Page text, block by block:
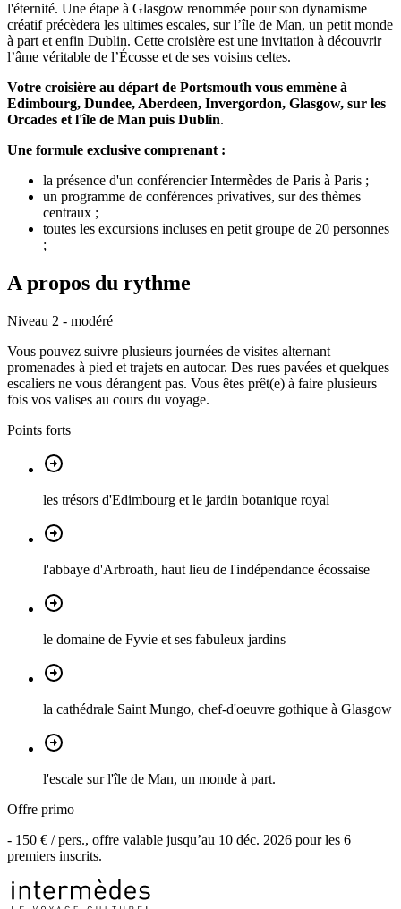
l'éternité. Une étape à Glasgow renommée pour son dynamisme
créatif précèdera les ultimes escales, sur l’île de Man, un petit monde
à part et enfin Dublin. Cette croisière est une invitation à découvrir
l’âme véritable de l’Écosse et de ses voisins celtes.
Votre croisière au départ de Portsmouth vous emmène à
Edimbourg, Dundee, Aberdeen, Invergordon, Glasgow, sur les
Orcades et l'île de Man puis Dublin.
Une formule exclusive comprenant :
la présence d'un conférencier Intermèdes de Paris à Paris ;
un programme de conférences privatives, sur des thèmes
centraux ;
toutes les excursions incluses en petit groupe de 20 personnes
;
A propos du rythme
Niveau 2 - modéré
Vous pouvez suivre plusieurs journées de visites alternant
promenades à pied et trajets en autocar. Des rues pavées et quelques
escaliers ne vous dérangent pas. Vous êtes prêt(e) à faire plusieurs
fois vos valises au cours du voyage.
Points forts
les trésors d'Edimbourg et le jardin botanique royal
l'abbaye d'Arbroath, haut lieu de l'indépendance écossaise
le domaine de Fyvie et ses fabuleux jardins
la cathédrale Saint Mungo, chef-d'oeuvre gothique à Glasgow
l'escale sur l'île de Man, un monde à part.
Offre primo
- 150 € / pers., offre valable jusqu’au 10 déc. 2026 pour les 6
premiers inscrits.